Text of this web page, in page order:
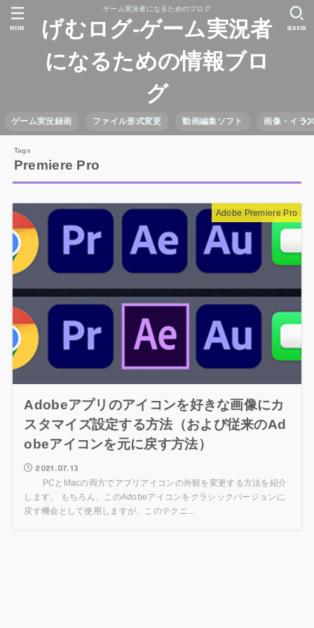
ゲーム実況者になるためのブログ
げむログ-ゲーム実況者
になるための情報ブロ
グ
ゲーム実況録画 ファイル形式変更 動画編集ソフト 画像・イラ
SEARCH
MENU
Premiere Pro
Adobe Premiere Pro
Adobeアプリのアイコンを好きな画像にカ
スタマイズ設定する方法（および従来のAd
obeアイコンを元に戻す方法）
2021.07.13
PCとMacの両方でアプリアイコンの外観を変更する方法を紹介
します。 もちろん、このAdobeアイコンをクラシックバージョンに
戻す機会として使用しますが、このテクニ...